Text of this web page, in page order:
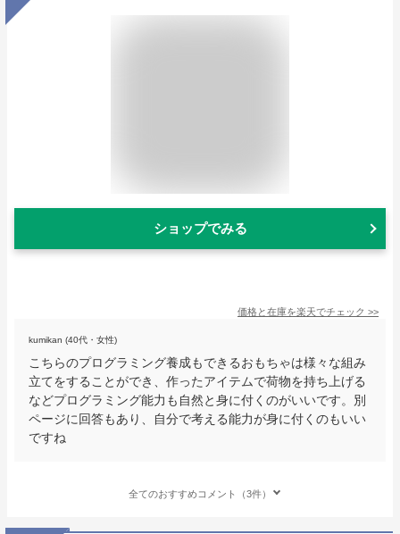
ショップでみる
価格と在庫を楽天でチェック >>
kumikan (40代・女性)
こちらのプログラミング養成もできるおもちゃは様々な組み
立てをすることができ、作ったアイテムで荷物を持ち上げる
などプログラミング能力も自然と身に付くのがいいです。別
ページに回答もあり、自分で考える能力が身に付くのもいい
ですね
全てのおすすめコメント（3件）